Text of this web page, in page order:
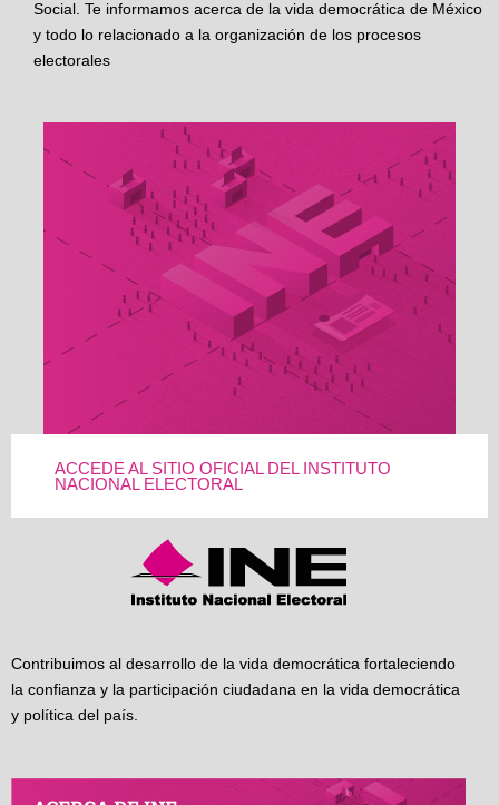
Social. Te informamos acerca de la vida democrática de México
y todo lo relacionado a la organización de los procesos
electorales
ACCEDE AL SITIO OFICIAL DEL INSTITUTO
NACIONAL ELECTORAL
Contribuimos al desarrollo de la vida democrática fortaleciendo
la confianza y la participación ciudadana en la vida democrática
y política del país.